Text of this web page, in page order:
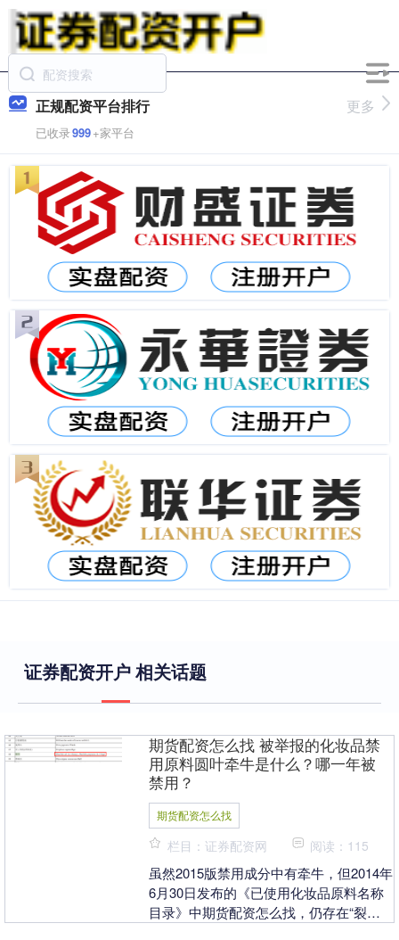
正规配资平台排行
已收录999+家平台
更多
证券配资开户 相关话题
期货配资怎么找 被举报的化妆品禁
用原料圆叶牵牛是什么？哪一年被
禁用？
期货配资怎么找
栏目：证券配资网 阅读：115
虽然2015版禁用成分中有牵牛，但2014年
6月30日发布的《已使用化妆品原料名称
目录》中期货配资怎么找，仍存在“裂叶